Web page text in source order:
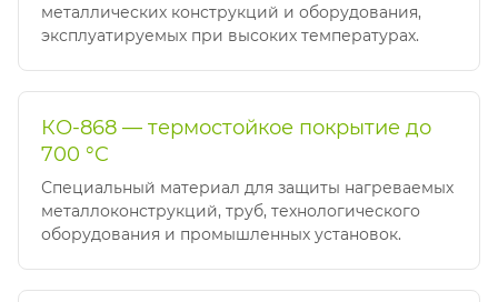
металлических конструкций и оборудования,
эксплуатируемых при высоких температурах.
КО-868 — термостойкое покрытие до
700 °C
Специальный материал для защиты нагреваемых
металлоконструкций, труб, технологического
оборудования и промышленных установок.